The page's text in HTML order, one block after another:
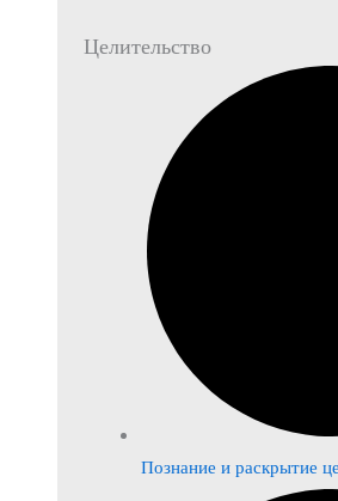
Целительство
Познание и раскрытие